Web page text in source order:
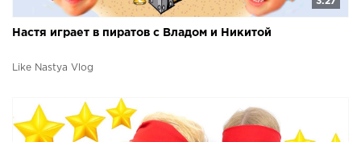
Настя играет в пиратов с Владом и Никитой
Like Nastya Vlog